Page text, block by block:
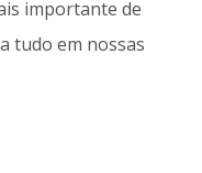
importante de
tudo em nossas